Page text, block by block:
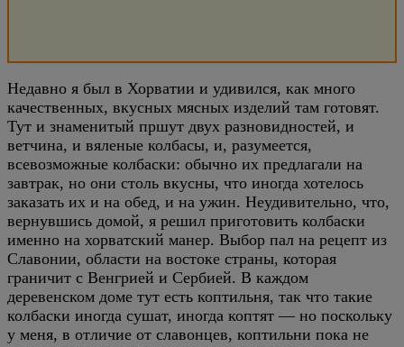
Недавно я был в Хорватии и удивился, как много
качественных, вкусных мясных изделий там готовят.
Тут и знаменитый пршут двух разновидностей, и
ветчина, и вяленые колбасы, и, разумеется,
всевозможные колбаски: обычно их предлагали на
завтрак, но они столь вкусны, что иногда хотелось
заказать их и на обед, и на ужин. Неудивительно, что,
вернувшись домой, я решил приготовить колбаски
именно на хорватский манер. Выбор пал на рецепт из
Славонии, области на востоке страны, которая
граничит с Венгрией и Сербией. В каждом
деревенском доме тут есть коптильня, так что такие
колбаски иногда сушат, иногда коптят — но поскольку
у меня, в отличие от славонцев, коптильни пока не